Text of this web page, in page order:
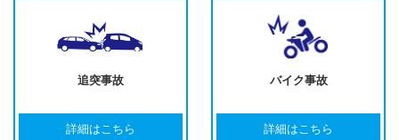
追突事故
詳細はこちら
バイク事故
詳細はこちら